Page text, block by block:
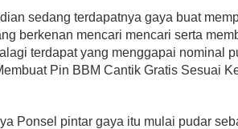
sedang terdapatnya gaya buat
berkenan mencari mencari serta
terdapat yang menggapai nominal
Pin BBM Cantik Gratis Sesuai
Ponsel pintar gaya itu mulai pudar